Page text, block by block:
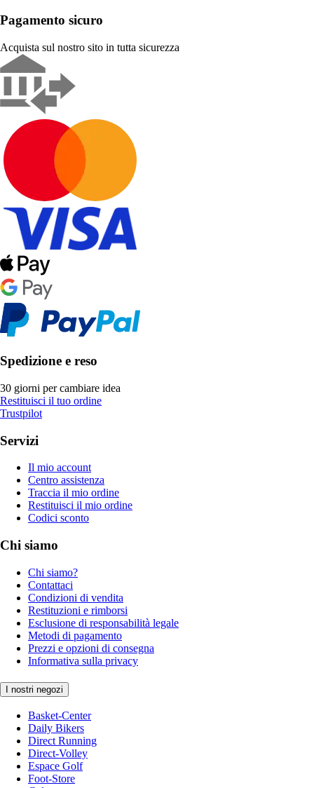
Pagamento sicuro
Acquista sul nostro sito in tutta sicurezza
Spedizione e reso
30 giorni per cambiare idea
Restituisci il tuo ordine
Trustpilot
Servizi
Il mio account
Centro assistenza
Traccia il mio ordine
Restituisci il mio ordine
Codici sconto
Chi siamo
Chi siamo?
Contattaci
Condizioni di vendita
Restituzioni e rimborsi
Esclusione di responsabilità legale
Metodi di pagamento
Prezzi e opzioni di consegna
Informativa sulla privacy
I nostri negozi
Basket-Center
Daily Bikers
Direct Running
Direct-Volley
Espace Golf
Foot-Store